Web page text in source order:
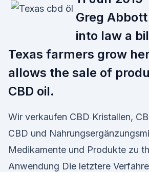
Greg
into law a
Texas farmers grow
allows the sale of
CBD oil.
Wir verkaufen CBD Kristallen,
CBD und
Medikamente und Produkte zu
Anwendung Die letztere